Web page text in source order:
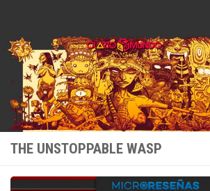
THE UNSTOPPABLE WASP